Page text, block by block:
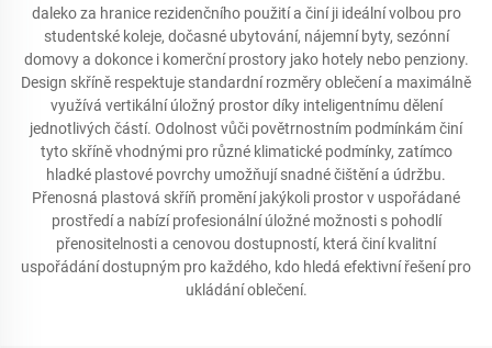
daleko za hranice rezidenčního použití a činí ji ideální volbou pro
studentské koleje, dočasné ubytování, nájemní byty, sezónní
domovy a dokonce i komerční prostory jako hotely nebo penziony.
Design skříně respektuje standardní rozměry oblečení a maximálně
využívá vertikální úložný prostor díky inteligentnímu dělení
jednotlivých částí. Odolnost vůči povětrnostním podmínkám činí
tyto skříně vhodnými pro různé klimatické podmínky, zatímco
hladké plastové povrchy umožňují snadné čištění a údržbu.
Přenosná plastová skříň promění jakýkoli prostor v uspořádané
prostředí a nabízí profesionální úložné možnosti s pohodlí
přenositelnosti a cenovou dostupností, která činí kvalitní
uspořádání dostupným pro každého, kdo hledá efektivní řešení pro
ukládání oblečení.